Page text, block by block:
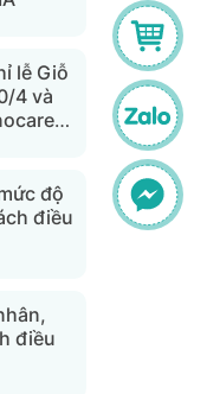
lễ Giỗ
4 và
độ
điều
điều